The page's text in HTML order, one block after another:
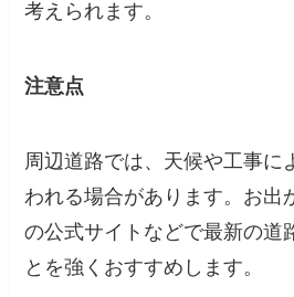
考えられます。
注意点
周辺道路では、天候や工事に
われる場合があります。お出
の公式サイトなどで最新の道
とを強くおすすめします。